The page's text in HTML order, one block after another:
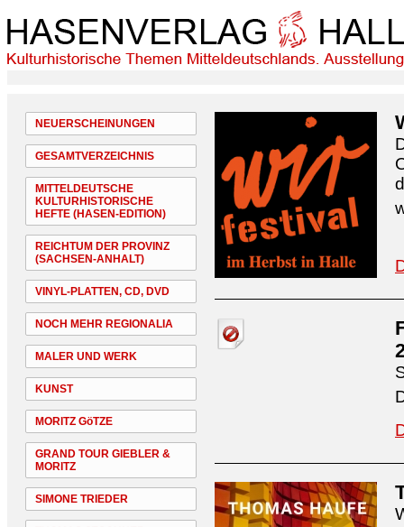
NEUERSCHEINUNGEN
GESAMTVERZEICHNIS
MITTELDEUTSCHE
KULTURHISTORISCHE
HEFTE (HASEN-EDITION)
REICHTUM DER PROVINZ
(SACHSEN-ANHALT)
VINYL-PLATTEN, CD, DVD
NOCH MEHR REGIONALIA
MALER UND WERK
KUNST
MORITZ GöTZE
GRAND TOUR GIEBLER &
MORITZ
SIMONE TRIEDER